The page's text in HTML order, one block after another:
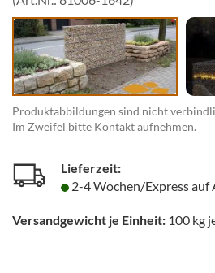
Produktabbildungen sind nicht
Im Zweifel bitte Kontakt aufnehmen.
Lieferzeit:
2-4 Wochen/Express auf
Versandgewicht je Einheit: 100 kg